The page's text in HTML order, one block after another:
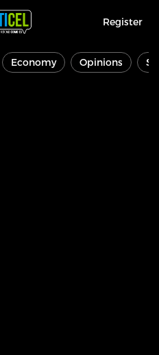
Register
Economy Opinions